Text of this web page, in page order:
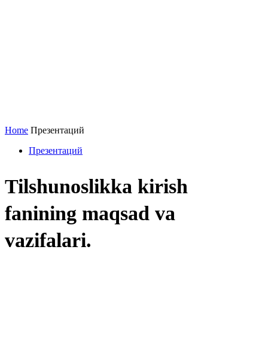
Home Презентаций
Презентаций
Tilshunoslikka kirish
fanining maqsad va
vazifalari.